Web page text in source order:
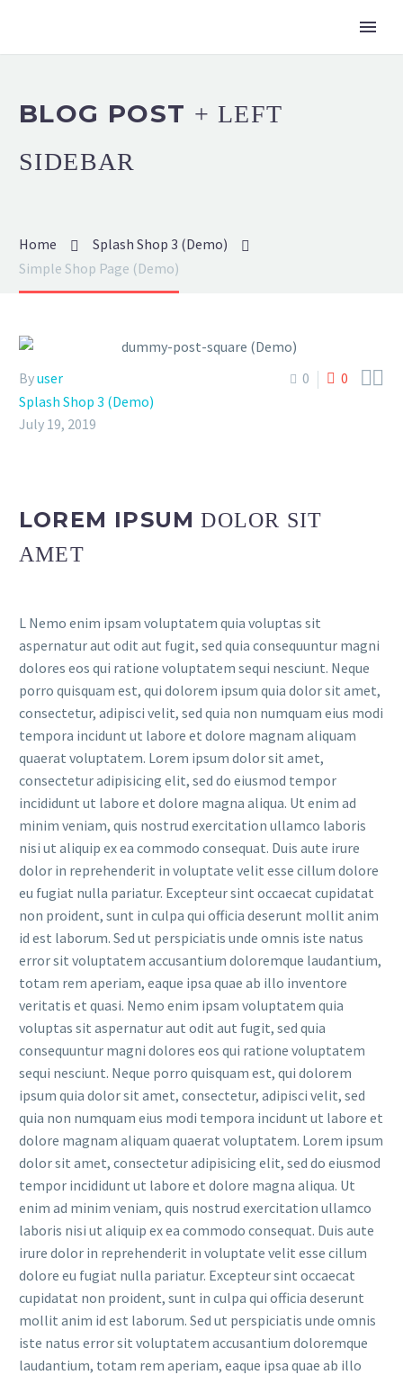
BLOG POST + LEFT
SIDEBAR
Home
Splash Shop 3 (Demo)
Simple Shop Page (Demo)
0 0 
Byuser
Splash Shop 3 (Demo)
July 19, 2019
LOREM IPSUM DOLOR SIT
AMET
L Nemo enim ipsam voluptatem quia voluptas sit
aspernatur aut odit aut fugit, sed quia consequuntur magni
dolores eos qui ratione voluptatem sequi nesciunt. Neque
porro quisquam est, qui dolorem ipsum quia dolor sit amet,
consectetur, adipisci velit, sed quia non numquam eius modi
tempora incidunt ut labore et dolore magnam aliquam
quaerat voluptatem. Lorem ipsum dolor sit amet,
consectetur adipisicing elit, sed do eiusmod tempor
incididunt ut labore et dolore magna aliqua. Ut enim ad
minim veniam, quis nostrud exercitation ullamco laboris
nisi ut aliquip ex ea commodo consequat. Duis aute irure
dolor in reprehenderit in voluptate velit esse cillum dolore
eu fugiat nulla pariatur. Excepteur sint occaecat cupidatat
non proident, sunt in culpa qui officia deserunt mollit anim
id est laborum. Sed ut perspiciatis unde omnis iste natus
error sit voluptatem accusantium doloremque laudantium,
totam rem aperiam, eaque ipsa quae ab illo inventore
veritatis et quasi. Nemo enim ipsam voluptatem quia
voluptas sit aspernatur aut odit aut fugit, sed quia
consequuntur magni dolores eos qui ratione voluptatem
sequi nesciunt. Neque porro quisquam est, qui dolorem
ipsum quia dolor sit amet, consectetur, adipisci velit, sed
quia non numquam eius modi tempora incidunt ut labore et
dolore magnam aliquam quaerat voluptatem. Lorem ipsum
dolor sit amet, consectetur adipisicing elit, sed do eiusmod
tempor incididunt ut labore et dolore magna aliqua. Ut
enim ad minim veniam, quis nostrud exercitation ullamco
laboris nisi ut aliquip ex ea commodo consequat. Duis aute
irure dolor in reprehenderit in voluptate velit esse cillum
dolore eu fugiat nulla pariatur. Excepteur sint occaecat
cupidatat non proident, sunt in culpa qui officia deserunt
mollit anim id est laborum. Sed ut perspiciatis unde omnis
iste natus error sit voluptatem accusantium doloremque
laudantium, totam rem aperiam, eaque ipsa quae ab illo